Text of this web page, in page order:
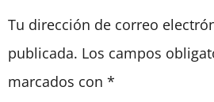
Tu dirección de correo
publicada. Los campos
marcados con *